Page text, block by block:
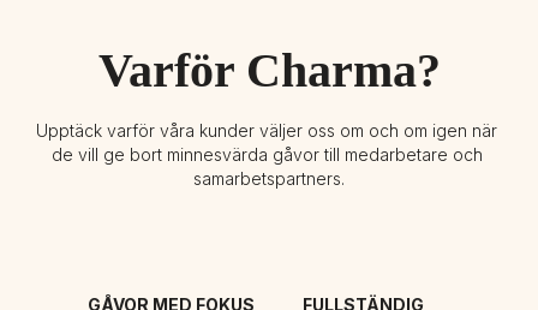
Varför Charma?
Upptäck varför våra kunder väljer oss om och om igen när
de vill ge bort minnesvärda gåvor till medarbetare och
samarbetspartners.
GÅVOR MED FOKUS FULLSTÄNDIG